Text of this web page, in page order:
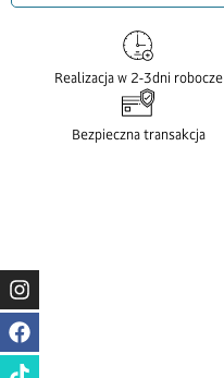
Realizacja w 2-3dni robocze
Bezpieczna transakcja